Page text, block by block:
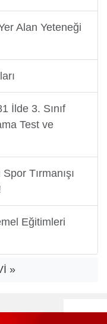
Alan Yeteneği
İlde 3. Sınıf
Test ve
Tırmanışı
Eğitimleri
»